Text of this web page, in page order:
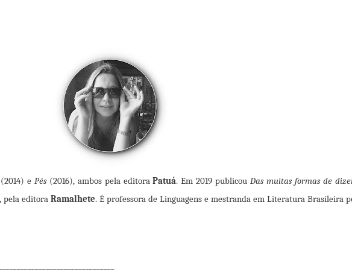
e Pés(2016), ambos pela editoraPatuá. Em 2019 publicouDas muitas formas de
pela editora Ramalhete. É professora de Linguagens e mestranda em Literatura Brasileira